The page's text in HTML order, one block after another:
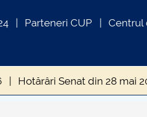
Parteneri CUP Centrul
Hotărâri Senat din 28 mai